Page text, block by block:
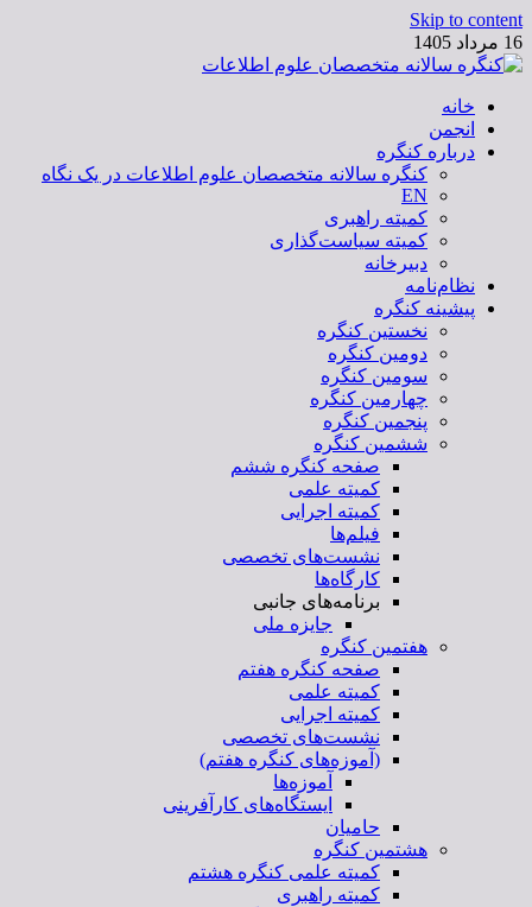
Skip to content
16 مرداد 1405
کنگره سالانه متخصصان علوم اطلاعات
خانه
انجمن
درباره کنگره
کنگره سالانه متخصصان علوم اطلاعات در یک نگاه
EN
کمیته راهبری
کمیته سیاست‌گذاری
دبیرخانه
نظام‌نامه
پیشینه کنگره
نخستین کنگره
دومین کنگره
سومین کنگره
چهارمین کنگره
پنجمین کنگره
ششمین کنگره
صفحه کنگره ششم
کمیته علمی
کمیته اجرایی
فیلم‌ها
نشست‌های تخصصی
کارگاه‌ها
برنامه‌های جانبی
جایزه ملی
هفتمین کنگره
صفحه کنگره هفتم
کمیته علمی
کمیته اجرایی
نشست‌های تخصصی
(آموزه‌های کنگره هفتم)
آموزه‌ها
ایستگاه‌های کارآفرینی
حامیان
هشتمین کنگره
کمیته علمی کنگره هشتم
کمیته راهبری